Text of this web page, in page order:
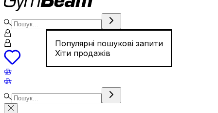
Популярні пошукові запити
Хіти продажів